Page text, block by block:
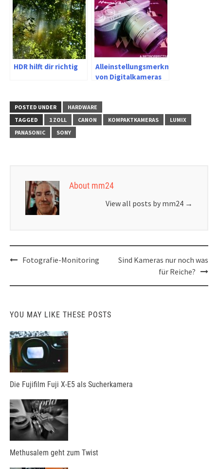
HDR hilft dir richtig
Alleinstellungsmerkmale
von Digitalkameras
POSTED UNDER
HARDWARE
TAGGED
1 ZOLL CANON KOMPAKTKAMERAS
LUMIX
PANASONIC
SONY
About mm24
View all posts by mm24 →
PostFotografie-Monitoring
Sind Kameras nur noch was
für Reiche?
YOU MAY LIKE THESE POSTS
Die Fujifilm Fuji X-E5 als Sucherkamera
Methusalem geht zum Twist